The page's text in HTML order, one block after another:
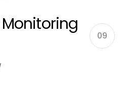
09